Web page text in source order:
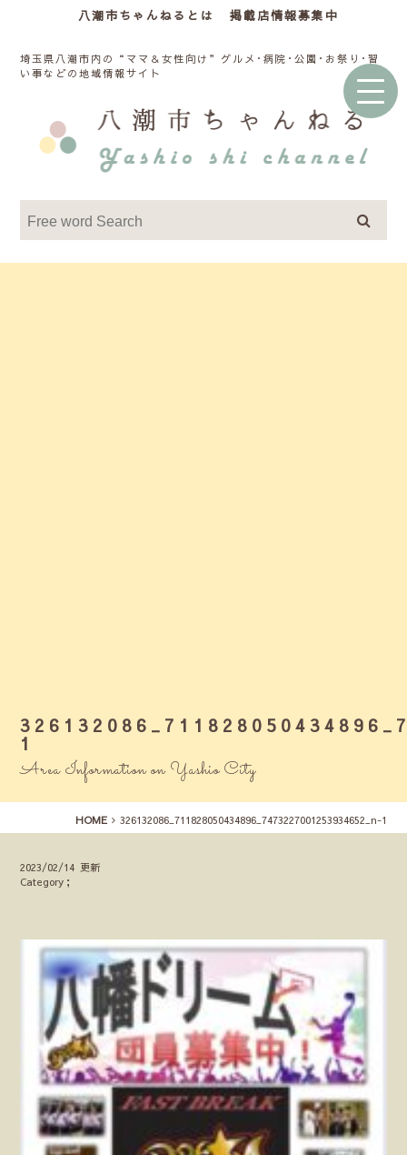
八潮市ちゃんねるとは 掲載店情報募集中
埼玉県八潮市内の“ママ＆女性向け”グルメ･病院･公園･お祭り･習
い事などの地域情報サイト
1
Area Information on Yashio City
HOME 326132086_711828050434896_7473227001253934652_n-1
2023/02/14 更新
Category；